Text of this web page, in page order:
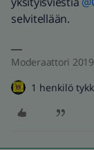
selvitellään.
Moderaattori
1 henkilö